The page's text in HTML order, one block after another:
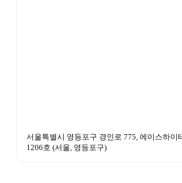
서울특별시 영등포구 경인로 775, 에이스하이
1206호 (서울, 영등포구)